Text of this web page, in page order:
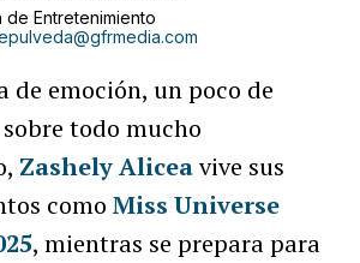
de Entretenimiento
de emoción, un poco de
todo mucho
Zashely Aliceavive sus
como Miss Universe
, mientras se prepara para